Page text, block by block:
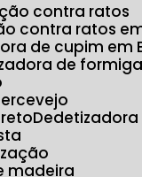
contra ratos
contra ratos
de cupim em
de formiga
madeira